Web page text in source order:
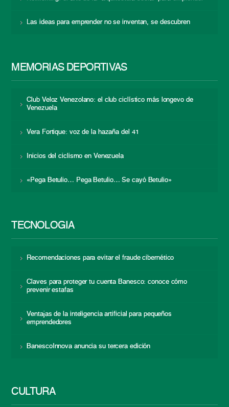
Las ideas para emprender no se inventan, se descubren
MEMORIAS DEPORTIVAS
Club Veloz Venezolano: el club ciclístico más longevo de
Venezuela
Vera Fortique: voz de la hazaña del 41
Inicios del ciclismo en Venezuela
«Pega Betulio… Pega Betulio… Se cayó Betulio»
TECNOLOGÍA
Recomendaciones para evitar el fraude cibernético
Claves para proteger tu cuenta Banesco: conoce cómo
prevenir estafas
Ventajas de la inteligencia artificial para pequeños
emprendedores
BanescoInnova anuncia su tercera edición
CULTURA